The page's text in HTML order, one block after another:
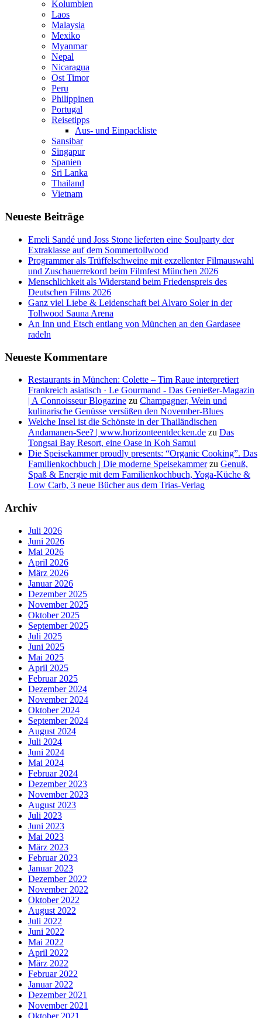
Kolumbien
Laos
Malaysia
Mexiko
Myanmar
Nepal
Nicaragua
Ost Timor
Peru
Philippinen
Portugal
Reisetipps
Aus- und Einpackliste
Sansibar
Singapur
Spanien
Sri Lanka
Thailand
Vietnam
Neueste Beiträge
Emeli Sandé und Joss Stone lieferten eine Soulparty der
Extraklasse auf dem Sommertollwood
Programmer als Trüffelschweine mit exzellenter Filmauswahl
und Zuschauerrekord beim Filmfest München 2026
Menschlichkeit als Widerstand beim Friedenspreis des
Deutschen Films 2026
Ganz viel Liebe & Leidenschaft bei Alvaro Soler in der
Tollwood Sauna Arena
An Inn und Etsch entlang von München an den Gardasee
radeln
Neueste Kommentare
Restaurants in München: Colette – Tim Raue interpretiert
Frankreich asiatisch · Le Gourmand - Das Genießer-Magazin
| A Connoisseur Blogazine zu Champagner, Wein und
kulinarische Genüsse versüßen den November-Blues
Welche Insel ist die Schönste in der Thailändischen
Andamanen-See? | www.horizonteentdecken.de zu Das
Tongsai Bay Resort, eine Oase in Koh Samui
Die Speisekammer proudly presents: “Organic Cooking”. Das
Familienkochbuch | Die moderne Speisekammerzu Genuß,
Spaß & Energie mit dem Familienkochbuch, Yoga-Küche &
Low Carb, 3 neue Bücher aus dem Trias-Verlag
Archiv
Juli 2026
Juni 2026
Mai 2026
April 2026
März 2026
Januar 2026
Dezember 2025
November 2025
Oktober 2025
September 2025
Juli 2025
Juni 2025
Mai 2025
April 2025
Februar 2025
Dezember 2024
November 2024
Oktober 2024
September 2024
August 2024
Juli 2024
Juni 2024
Mai 2024
Februar 2024
Dezember 2023
November 2023
August 2023
Juli 2023
Juni 2023
Mai 2023
März 2023
Februar 2023
Januar 2023
Dezember 2022
November 2022
Oktober 2022
August 2022
Juli 2022
Juni 2022
Mai 2022
April 2022
März 2022
Februar 2022
Januar 2022
Dezember 2021
November 2021
Oktober 2021